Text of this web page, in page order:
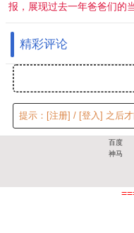
报，展现过去一年爸爸们的
精彩评论
提示： [注册] / [登入] 之后才
百度
神马